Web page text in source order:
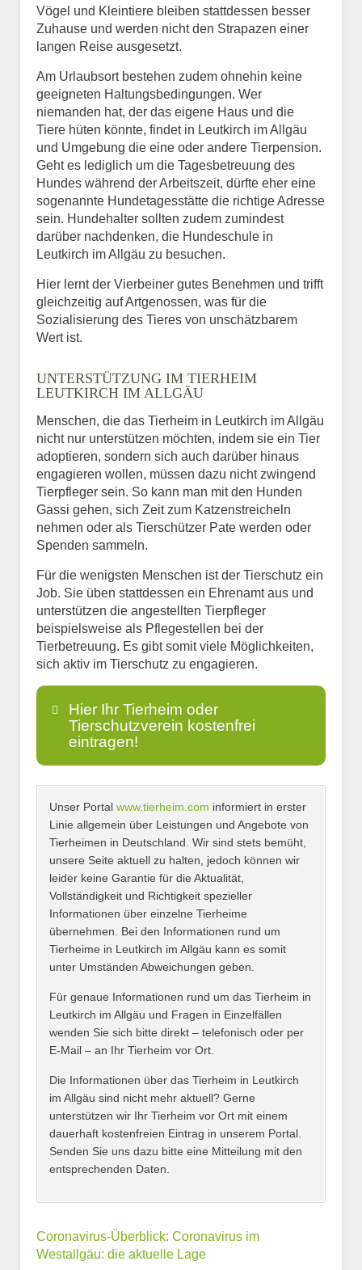
Vögel und Kleintiere bleiben stattdessen besser
Zuhause und werden nicht den Strapazen einer
langen Reise ausgesetzt.
Am Urlaubsort bestehen zudem ohnehin keine
geeigneten Haltungsbedingungen. Wer
niemanden hat, der das eigene Haus und die
Tiere hüten könnte, findet in Leutkirch im Allgäu
und Umgebung die eine oder andere Tierpension.
Geht es lediglich um die Tagesbetreuung des
Hundes während der Arbeitszeit, dürfte eher eine
sogenannte Hundetagesstätte die richtige Adresse
sein. Hundehalter sollten zudem zumindest
darüber nachdenken, die Hundeschule in
Leutkirch im Allgäu zu besuchen.
Hier lernt der Vierbeiner gutes Benehmen und trifft
gleichzeitig auf Artgenossen, was für die
Sozialisierung des Tieres von unschätzbarem
Wert ist.
UNTERSTÜTZUNG IM TIERHEIM
LEUTKIRCH IM ALLGÄU
Menschen, die das Tierheim in Leutkirch im Allgäu
nicht nur unterstützen möchten, indem sie ein Tier
adoptieren, sondern sich auch darüber hinaus
engagieren wollen, müssen dazu nicht zwingend
Tierpfleger sein. So kann man mit den Hunden
Gassi gehen, sich Zeit zum Katzenstreicheln
nehmen oder als Tierschützer Pate werden oder
Spenden sammeln.
Für die wenigsten Menschen ist der Tierschutz ein
Job. Sie üben stattdessen ein Ehrenamt aus und
unterstützen die angestellten Tierpfleger
beispielsweise als Pflegestellen bei der
Tierbetreuung. Es gibt somit viele Möglichkeiten,
sich aktiv im Tierschutz zu engagieren.
Hier Ihr Tierheim oder
Tierschutzverein kostenfrei
eintragen!
Name*
E-Mail*
Name des Tierheims*
Kontaktmöglichkeiten
Unser Portal www.tierheim.com informiert in erster
Linie allgemein über Leistungen und Angebote von
Tierheimen in Deutschland. Wir sind stets bemüht,
unsere Seite aktuell zu halten, jedoch können wir
leider keine Garantie für die Aktualität,
Vollständigkeit und Richtigkeit spezieller
Informationen über einzelne Tierheime
übernehmen. Bei den Informationen rund um
Tierheime in Leutkirch im Allgäu kann es somit
unter Umständen Abweichungen geben.
Für genaue Informationen rund um das Tierheim in
Leutkirch im Allgäu und Fragen in Einzelfällen
wenden Sie sich bitte direkt – telefonisch oder per
E-Mail – an Ihr Tierheim vor Ort.
Die Informationen über das Tierheim in Leutkirch
im Allgäu sind nicht mehr aktuell? Gerne
unterstützen wir Ihr Tierheim vor Ort mit einem
dauerhaft kostenfreien Eintrag in unserem Portal.
Senden Sie uns dazu bitte eine Mitteilung mit den
entsprechenden Daten.
Coronavirus-Überblick: Coronavirus im
Westallgäu: die aktuelle Lage